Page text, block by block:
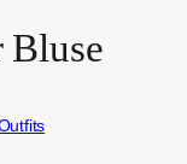
Bluse